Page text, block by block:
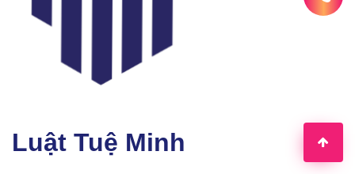
Luật Tuệ Minh